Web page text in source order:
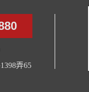
弄65